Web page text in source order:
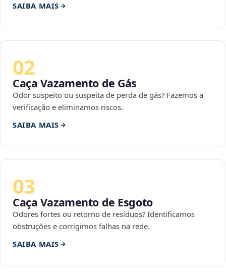
SAIBA MAIS
02
Caça Vazamento de Gás
Odor suspeito ou suspeita de perda de gás? Fazemos a
verificação e eliminamos riscos.
SAIBA MAIS
03
Caça Vazamento de Esgoto
Odores fortes ou retorno de resíduos? Identificamos
obstruções e corrigimos falhas na rede.
SAIBA MAIS